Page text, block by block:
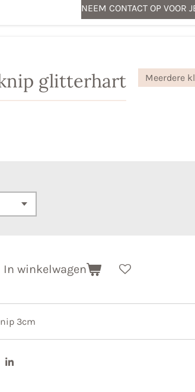
NEEM CONTACT OP VOOR
glitterhart Meerdere
In winkelwagen
3cm
S